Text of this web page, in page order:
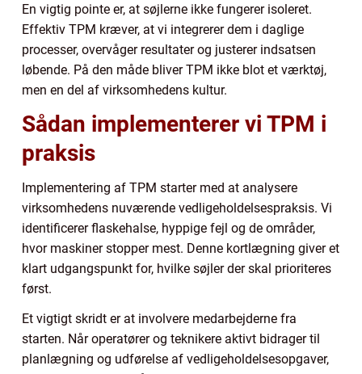
En vigtig pointe er, at søjlerne ikke fungerer isoleret.
Effektiv TPM kræver, at vi integrerer dem i daglige
processer, overvåger resultater og justerer indsatsen
løbende. På den måde bliver TPM ikke blot et værktøj,
men en del af virksomhedens kultur.
Sådan implementerer vi TPM i
praksis
Implementering af TPM starter med at analysere
virksomhedens nuværende vedligeholdelsespraksis. Vi
identificerer flaskehalse, hyppige fejl og de områder,
hvor maskiner stopper mest. Denne kortlægning giver et
klart udgangspunkt for, hvilke søjler der skal prioriteres
først.
Et vigtigt skridt er at involvere medarbejderne fra
starten. Når operatører og teknikere aktivt bidrager til
planlægning og udførelse af vedligeholdelsesopgaver,